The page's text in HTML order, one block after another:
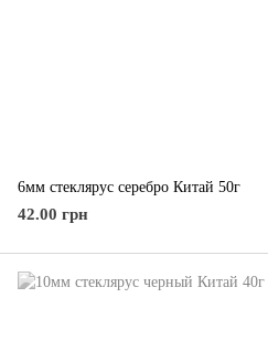
6мм стеклярус серебро Китай 50г
42.00 грн